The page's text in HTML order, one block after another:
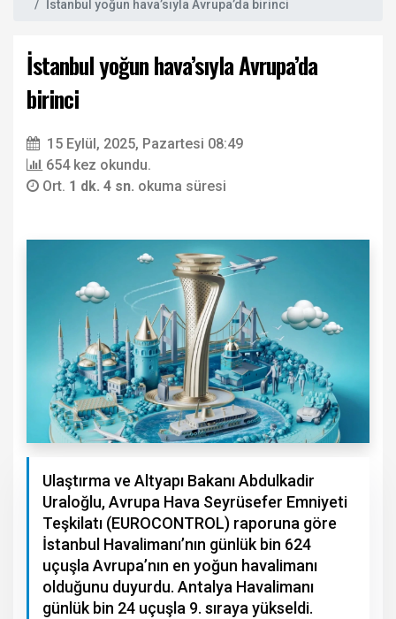
İstanbul yoğun hava’sıyla Avrupa’da birinci
İstanbul yoğun hava’sıyla Avrupa’da
birinci
15 Eylül, 2025, Pazartesi 08:49
654 kez okundu.
Ort. 1 dk. 4 sn. okuma süresi
Ulaştırma ve Altyapı Bakanı Abdulkadir
Uraloğlu, Avrupa Hava Seyrüsefer Emniyeti
Teşkilatı (EUROCONTROL) raporuna göre
İstanbul Havalimanı’nın günlük bin 624
uçuşla Avrupa’nın en yoğun havalimanı
olduğunu duyurdu. Antalya Havalimanı
günlük bin 24 uçuşla 9. sıraya yükseldi.